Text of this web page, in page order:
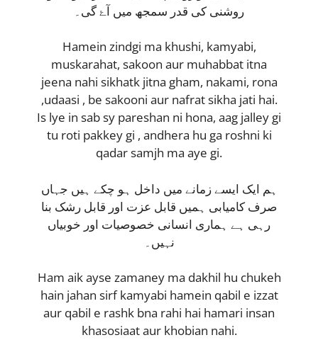
روشنی کی قدر سمجھ میں آۓ گی۔
Hamein zindgi ma khushi, kamyabi,
muskarahat, sakoon aur muhabbat itna
jeena nahi sikhatk jitna gham, nakami, rona
,udaasi , be sakooni aur nafrat sikha jati hai.
Is lye in sab sy pareshan ni hona, aag jalley gi
tu roti pakkey gi , andhera hu ga roshni ki
qadar samjh ma aye gi.
ہم ایک ایسے زمانے میں داخل ہو چکے ہیں جہاں
صرف کامیابی ہمیں قابل عزت اور قابل رشک بنا
رہی ہے ہماری انسانی خصوصیات اور خوبیاں
نہیں۔
Ham aik ayse zamaney ma dakhil hu chukeh
hain jahan sirf kamyabi hamein qabil e izzat
aur qabil e rashk bna rahi hai hamari insan
khasosiaat aur khobian nahi.